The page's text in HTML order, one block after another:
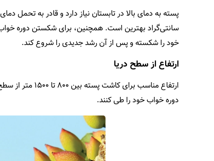
خود را شکسته و پس از آن رشد جدیدی را شروع کند.
ارتفاع از سطح دریا
دوره خواب خود را طی کنند.